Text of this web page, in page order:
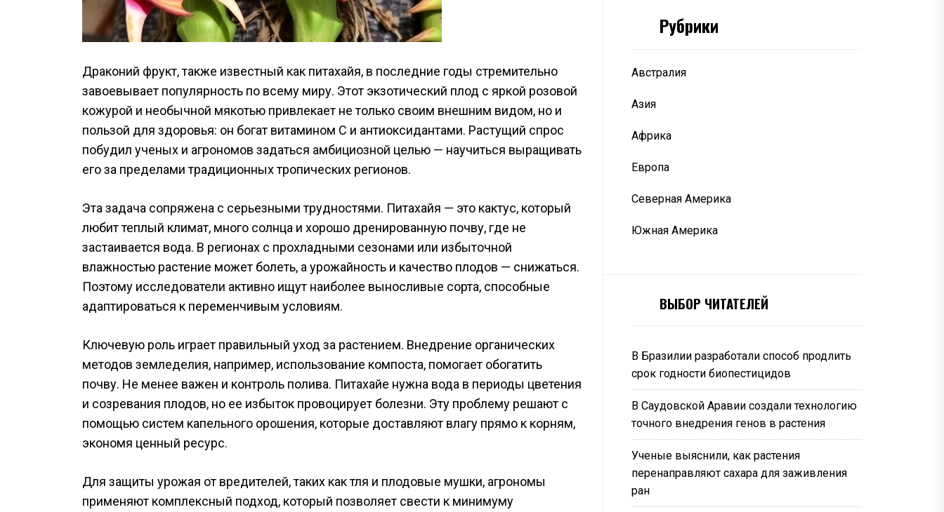
Драконий фрукт, также известный как питахайя, в последние годы стремительно
завоевывает популярность по всему миру. Этот экзотический плод с яркой розовой
кожурой и необычной мякотью привлекает не только своим внешним видом, но и
пользой для здоровья: он богат витамином С и антиоксидантами. Растущий спрос
побудил ученых и агрономов задаться амбициозной целью — научиться выращивать
его за пределами традиционных тропических регионов.
Эта задача сопряжена с серьезными трудностями. Питахайя — это кактус, который
любит теплый климат, много солнца и хорошо дренированную почву, где не
застаивается вода. В регионах с прохладными сезонами или избыточной
влажностью растение может болеть, а урожайность и качество плодов — снижаться.
Поэтому исследователи активно ищут наиболее выносливые сорта, способные
адаптироваться к переменчивым условиям.
Ключевую роль играет правильный уход за растением. Внедрение органических
методов земледелия, например, использование компоста, помогает обогатить
почву. Не менее важен и контроль полива. Питахайе нужна вода в периоды цветения
и созревания плодов, но ее избыток провоцирует болезни. Эту проблему решают с
помощью систем капельного орошения, которые доставляют влагу прямо к корням,
экономя ценный ресурс.
Для защиты урожая от вредителей, таких как тля и плодовые мушки, агрономы
применяют комплексный подход, который позволяет свести к минимуму
Рубрики
Австралия
Азия
Африка
Европа
Северная Америка
Южная Америка
ВЫБОР ЧИТАТЕЛЕЙ
В Бразилии разработали способ продлить
срок годности биопестицидов
В Саудовской Аравии создали технологию
точного внедрения генов в растения
Ученые выяснили, как растения
перенаправляют сахара для заживления
ран